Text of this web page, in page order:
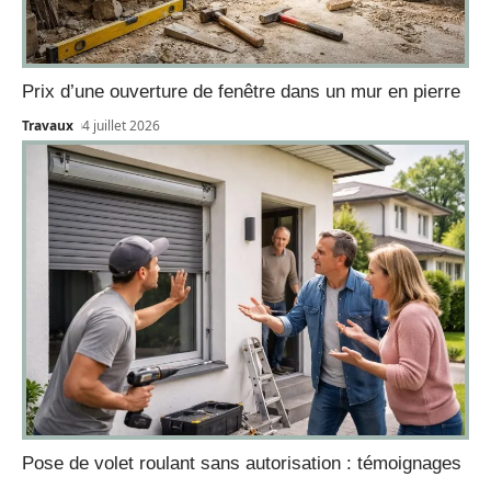
Prix d’une ouverture de fenêtre dans un mur en pierre
Travaux 4 juillet 2026
Pose de volet roulant sans autorisation : témoignages